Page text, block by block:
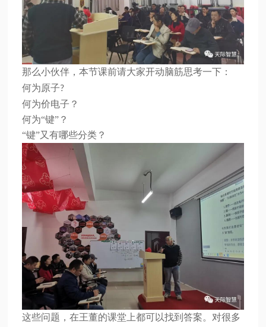
那么小伙伴，本节课前请大家开动脑筋思考一下：
何为原子?
何为价电子？
何为“键”？
“键”又有哪些分类？
这些问题，在王董的课堂上都可以找到答案。对很多